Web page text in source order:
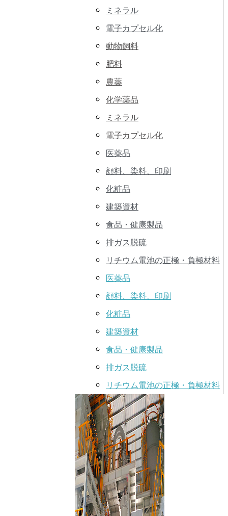
ミネラル
電子カプセル化
動物飼料
肥料
農薬
化学薬品
ミネラル
電子カプセル化
医薬品
顔料、染料、印刷
化粧品
建築資材
食品・健康製品
排ガス脱硫
リチウム電池の正極・負極材料
医薬品
顔料、染料、印刷
化粧品
建築資材
食品・健康製品
排ガス脱硫
リチウム電池の正極・負極材料